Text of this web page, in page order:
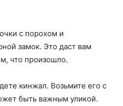
с порохом и
замок. Это даст вам
что произошло.
кинжал. Возьмите его с
быть важным уликой.